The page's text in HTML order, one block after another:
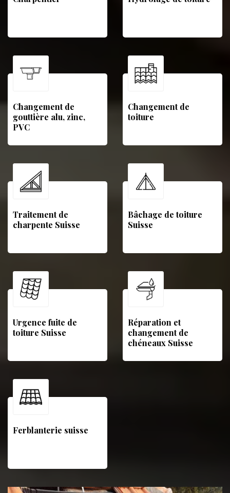
Changement de
gouttière alu, zinc,
PVC
Changement de
toiture
Traitement de
charpente Suisse
Bâchage de toiture
Suisse
Urgence fuite de
toiture Suisse
Réparation et
changement de
chéneaux Suisse
Ferblanterie suisse